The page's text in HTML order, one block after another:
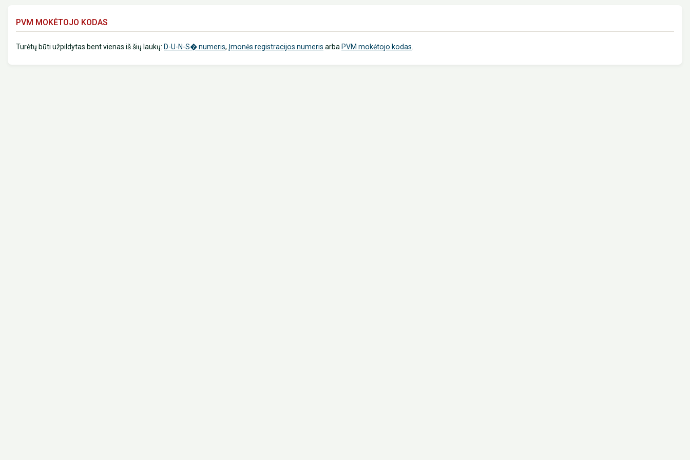
PVM MOKĖTOJO KODAS
Turėtų būti užpildytas bent vienas iš šių laukų: D-U-N-S� numeris, Įmonės registracijos numeris arba PVM mokėtojo kodas